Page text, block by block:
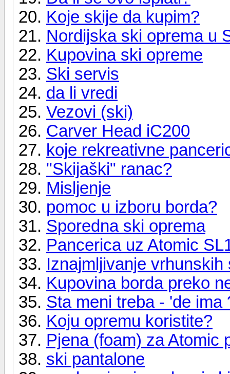
Koje skije da kupim?
Nordijska ski oprema u
Kupovina ski opreme
Ski servis
da li vredi
Vezovi (ski)
Carver Head iC200
koje rekreativne
"Skijaški" ranac?
Misljenje
pomoc u izboru borda?
Sporedna ski oprema
Pancerica uz Atomic
Iznajmljivanje vrhunskih
Kupovina borda preko
Sta meni treba - 'de ima
Koju opremu koristite?
Pjena (foam) za Atomic
ski pantalone